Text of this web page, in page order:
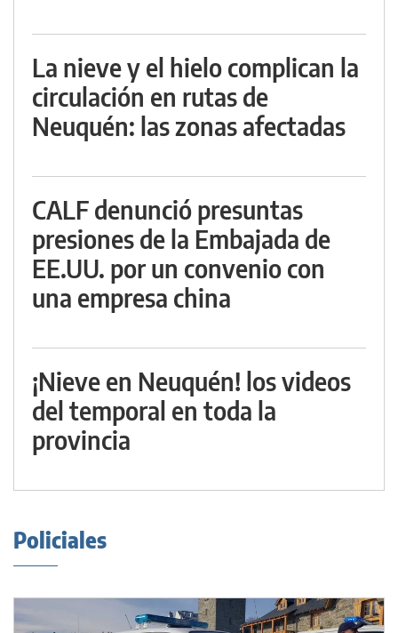
La nieve y el hielo complican la
circulación en rutas de
Neuquén: las zonas afectadas
CALF denunció presuntas
presiones de la Embajada de
EE.UU. por un convenio con
una empresa china
¡Nieve en Neuquén! los videos
del temporal en toda la
provincia
Policiales